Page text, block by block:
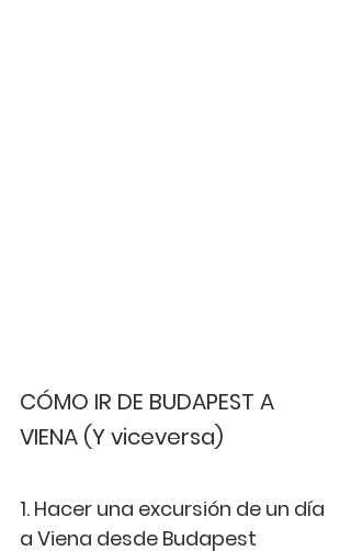
CÓMO IR DE BUDAPEST A
VIENA (Y viceversa)
1. Hacer una excursión de un día
a Viena desde Budapest